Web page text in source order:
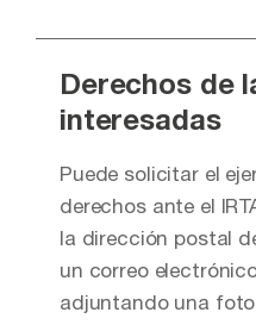
Derechos de
interesadas
Puede solicitar el
derechos ante el
la dirección postal
un correo
adjuntando una